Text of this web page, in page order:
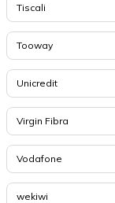
Tiscali
Tooway
Unicredit
Virgin Fibra
Vodafone
wekiwi